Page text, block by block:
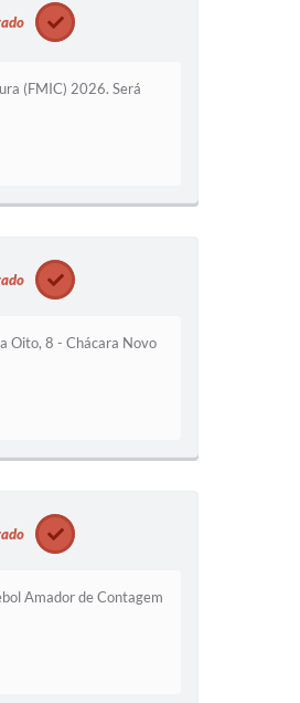
(FMIC) 2026. Será
Oito, 8 - Chácara Novo
Amador de Contagem